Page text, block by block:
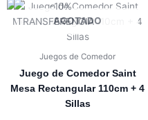
AGOTADO
Juegos de Comedor
Juego de Comedor Saint
Mesa Rectangular 110cm + 4
Sillas